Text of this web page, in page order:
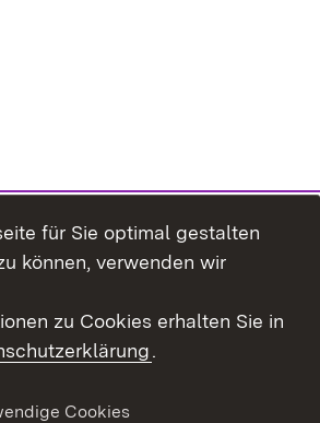
Erklärung zur
für Sie optimal gestalten
können, verwenden wir
zu Cookies erhalten Sie in
.
Cookies